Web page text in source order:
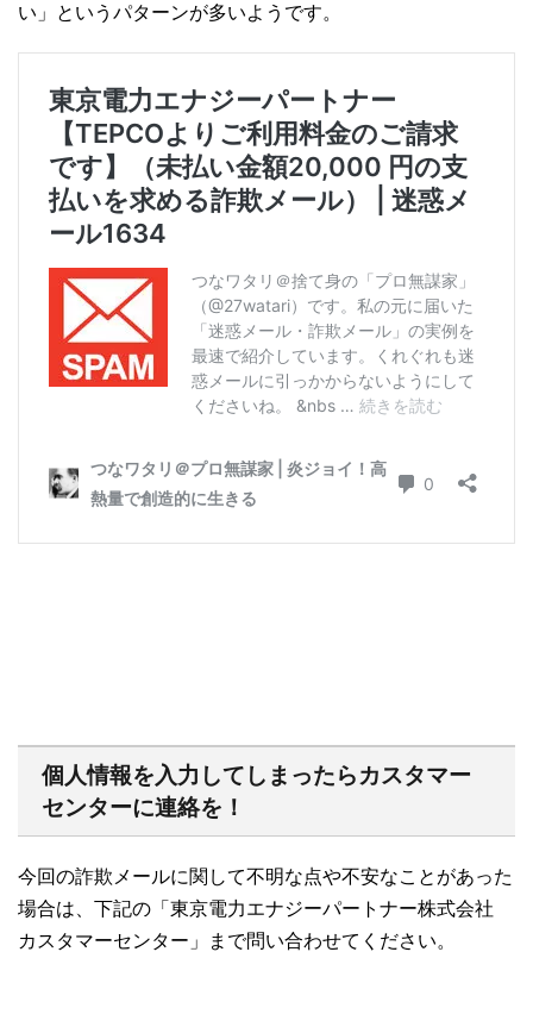
い」というパターンが多いようです。
個人情報を入力してしまったらカスタマー
センターに連絡を！
今回の詐欺メールに関して不明な点や不安なことがあった
場合は、下記の「東京電力エナジーパートナー株式会社
カスタマーセンター」まで問い合わせてください。